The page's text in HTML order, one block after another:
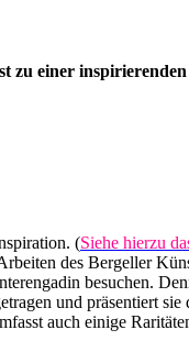
einer
(Siehe hierzu
des Bergeller
besuchen.
und präsentiert
auch einige